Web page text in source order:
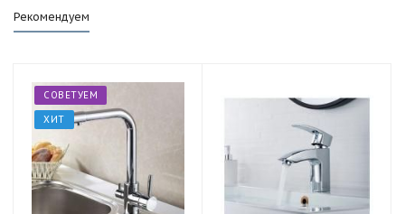
Рекомендуем
СОВЕТУЕМ
ХИТ